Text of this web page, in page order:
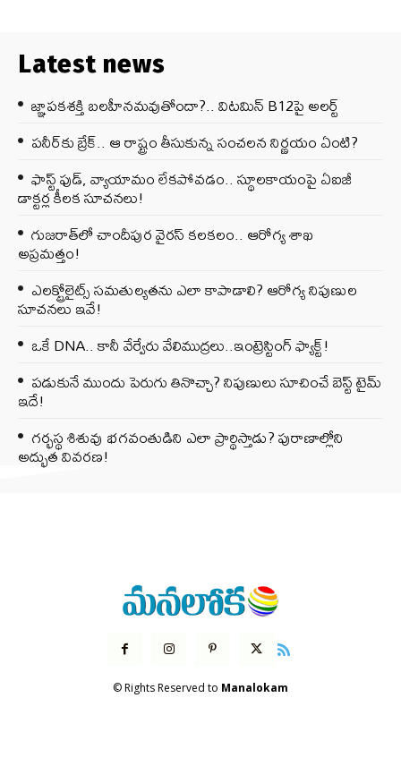
Latest news
జ్ఞాపకశక్తి బలహీనమవుతోందా?.. విటమిన్ B12పై అలర్ట్
పనీర్‌కు బ్రేక్.. ఆ రాష్ట్రం తీసుకున్న సంచలన నిర్ణయం ఏంటి?
ఫాస్ట్ ఫుడ్, వ్యాయామం లేకపోవడం.. స్థూలకాయంపై ఏఐజీ
డాక్టర్ల కీలక సూచనలు!
గుజరాత్‌లో చాందీపుర వైరస్ కలకలం.. ఆరోగ్య శాఖ
అప్రమత్తం!
ఎలక్ట్రోలైట్స్ సమతుల్యతను ఎలా కాపాడాలి? ఆరోగ్య నిపుణుల
సూచనలు ఇవే!
ఒకే DNA.. కానీ వేర్వేరు వేలిముద్రలు..ఇంట్రెస్టింగ్ ఫ్యాక్ట్!
పడుకునే ముందు పెరుగు తినొచ్చా? నిపుణులు సూచించే బెస్ట్ టైమ్
ఇదే!
గర్భస్థ శిశువు భగవంతుడిని ఎలా ప్రార్థిస్తాడు? పురాణాల్లోని
అద్భుత వివరణ!
© Rights Reserved to Manalokam